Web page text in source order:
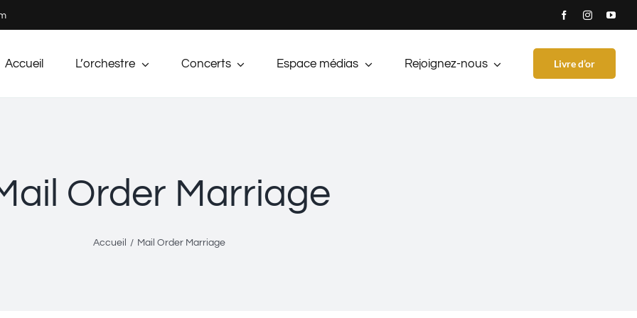
Accueil L’orchestre Concerts Espace médias Rejoignez-nous Livre d’or
Order Marriage
Accueil Mail Order Marriage